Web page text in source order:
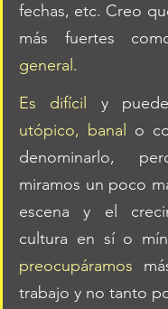
fechas, etc. Creo
más fuertes
general.
Es difícil
utópico, banal
o
denominarlo,
miramos un poco
escena y el
cultura en sí o
preocupáramos
trabajo y no tanto